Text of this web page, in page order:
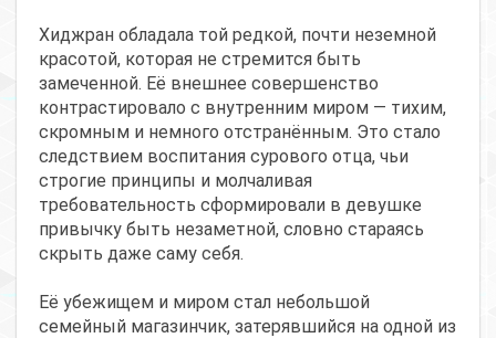
Хиджран обладала той редкой, почти неземной
красотой, которая не стремится быть
замеченной. Её внешнее совершенство
контрастировало с внутренним миром — тихим,
скромным и немного отстранённым. Это стало
следствием воспитания сурового отца, чьи
строгие принципы и молчаливая
требовательность сформировали в девушке
привычку быть незаметной, словно стараясь
скрыть даже саму себя.
Её убежищем и миром стал небольшой
семейный магазинчик, затерявшийся на одной из